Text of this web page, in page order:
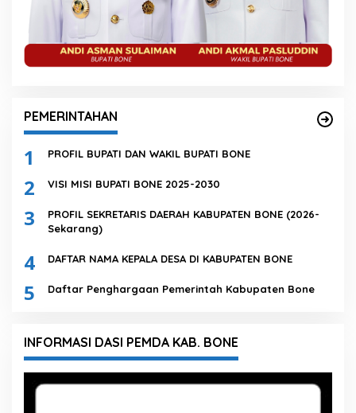
PEMERINTAHAN
1 PROFIL BUPATI DAN WAKIL BUPATI BONE
2 VISI MISI BUPATI BONE 2025-2030
3
PROFIL SEKRETARIS DAERAH KABUPATEN BONE (2026-
Sekarang)
4 DAFTAR NAMA KEPALA DESA DI KABUPATEN BONE
5 Daftar Penghargaan Pemerintah Kabupaten Bone
INFORMASI DASI PEMDA KAB. BONE